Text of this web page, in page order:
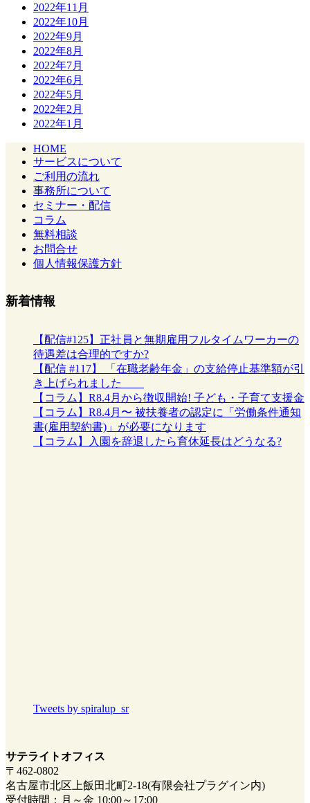
2022年11月
2022年10月
2022年9月
2022年8月
2022年7月
2022年6月
2022年5月
2022年2月
2022年1月
HOME
サービスについて
ご利用の流れ
事務所について
セミナー・配信
コラム
無料相談
お問合せ
個人情報保護方針
新着情報
【配信#125】正社員と無期雇用フルタイムワーカーの
待遇差は合理的ですか?
【配信 #117】 「在職老齢年金」の支給停止基準額が引
き上げられました
【コラム】R8.4月から徴収開始! 子ども・子育て支援金
【コラム】R8.4月〜 被扶養者の認定に「労働条件通知
書(雇用契約書)」が必要になります
【コラム】入園を辞退したら育休延長はどうなる?
Tweets by spiralup_sr
サテライトオフィス
〒462-0802
名古屋市北区上飯田北町2-18(有限会社プラグイン内)
受付時間：月～金 10:00～17:00